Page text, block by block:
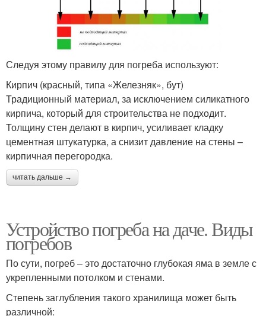
Следуя этому правилу для погреба используют:
Кирпич (красный, типа «Железняк», бут)
Традиционный материал, за исключением силикатного
кирпича, который для строительства не подходит.
Толщину стен делают в кирпич, усиливает кладку
цементная штукатурка, а снизит давление на стены –
кирпичная перегородка.
читать дальше →
Устройство погреба на даче. Виды
погребов
По сути, погреб – это достаточно глубокая яма в земле с
укрепленными потолком и стенами.
Степень заглубления такого хранилища может быть
различной: